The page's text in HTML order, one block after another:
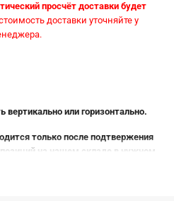
просчёт доставки будет
доставки уточняйте у
или горизонтально.
только после подтвержения
на нашем складе в нужном